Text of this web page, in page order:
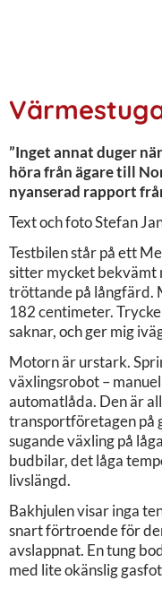
”Inget annat duger
höra från ägare till
nyanserad rapport
Text och foto Stefan
Testbilen står på ett
sitter mycket bekvämt
tröttande på långfärd.
182 centimeter.
saknar, och ger mig
Motorn är urstark.
växlingsrobot –
automatlåda. Den är
transportföretagen på
sugande växling på
budbilar, det låga
livslängd.
Bakhjulen visar inga
snart förtroende för
avslappnat. En tung
med lite okänslig